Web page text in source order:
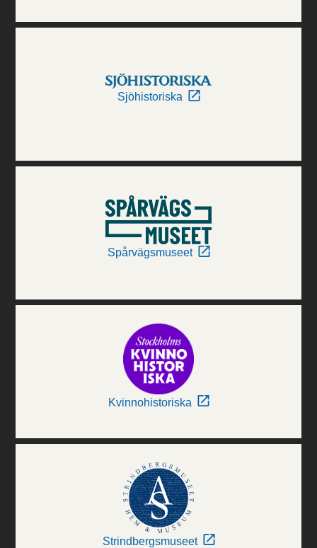
Sjöhistoriska
Spårvägsmuseet
Kvinnohistoriska
Strindbergsmuseet